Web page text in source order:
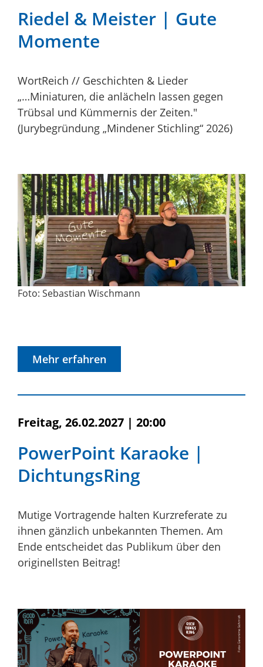
Riedel & Meister | Gute
Momente
WortReich // Geschichten & Lieder
„…Miniaturen, die anlächeln lassen gegen
Trübsal und Kümmernis der Zeiten."
(Jurybegründung „Mindener Stichling“ 2026)
Foto: Sebastian Wischmann
Mehr erfahren
Freitag, 26.02.2027 | 20:00
PowerPoint Karaoke |
DichtungsRing
Mutige Vortragende halten Kurzreferate zu
ihnen gänzlich unbekannten Themen. Am
Ende entscheidet das Publikum über den
originellsten Beitrag!